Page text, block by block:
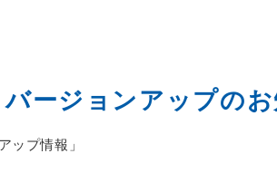
ージョンアップの
ップ情報」